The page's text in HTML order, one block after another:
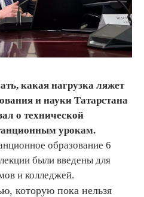
какая нагрузка ляжет
и науки Татарстана
о технической
урокам.
образование 6
были введены для
и колледжей.
которую пока нельзя